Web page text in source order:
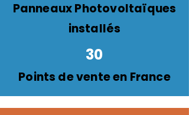
Panneaux Photovoltaïques
installés
30
Points de vente en France